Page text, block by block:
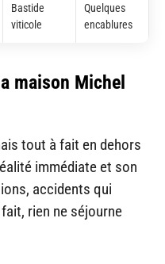
Bastide
viticole
Quelques
encablures
maison Michel
tout à fait en dehors
immédiate et son
accidents qui
rien ne séjourne